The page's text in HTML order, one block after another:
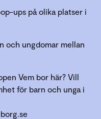
ups på olika platser i
och ungdomar mellan
Vem bor här? Vill
för barn och unga i